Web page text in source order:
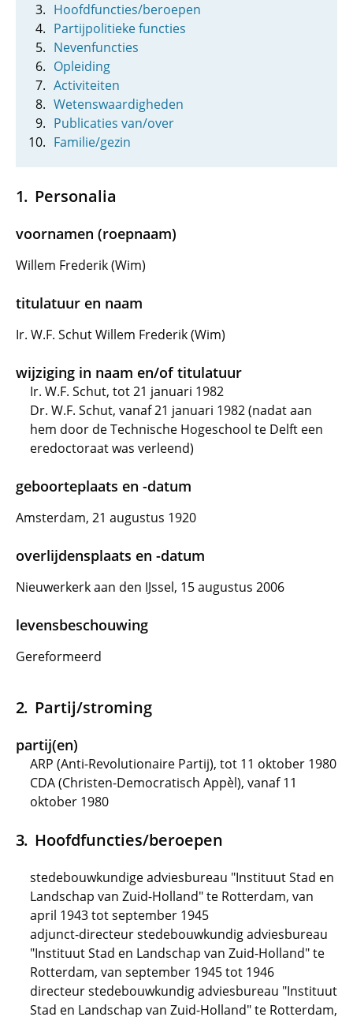
Hoofdfuncties/beroepen
Partijpolitieke functies
Nevenfuncties
Opleiding
Activiteiten
Wetenswaardigheden
Publicaties van/over
Familie/gezin
Personalia
voornamen (roepnaam)
Willem Frederik (Wim)
titulatuur en naam
Ir. W.F. Schut Willem Frederik (Wim)
wijziging in naam en/of titulatuur
Ir. W.F. Schut, tot 21 januari 1982
Dr. W.F. Schut, vanaf 21 januari 1982 (nadat aan
hem door de Technische Hogeschool te Delft een
eredoctoraat was verleend)
geboorteplaats en -datum
Amsterdam, 21 augustus 1920
overlijdensplaats en -datum
Nieuwerkerk aan den IJssel, 15 augustus 2006
levensbeschouwing
Gereformeerd
Partij/stroming
partij(en)
ARP (Anti-Revolutionaire Partij), tot 11 oktober 1980
CDA (Christen-Democratisch Appèl), vanaf 11
oktober 1980
Hoofdfuncties/beroepen
stedebouwkundige adviesbureau "Instituut Stad en
Landschap van Zuid-Holland" te Rotterdam, van
april 1943 tot september 1945
adjunct-directeur stedebouwkundig adviesbureau
"Instituut Stad en Landschap van Zuid-Holland" te
Rotterdam, van september 1945 tot 1946
directeur stedebouwkundig adviesbureau "Instituut
Stad en Landschap van Zuid-Holland" te Rotterdam,